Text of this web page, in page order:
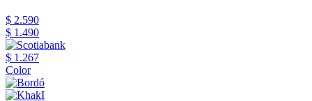
$ 2.590
$ 1.490
$ 1.267
Color